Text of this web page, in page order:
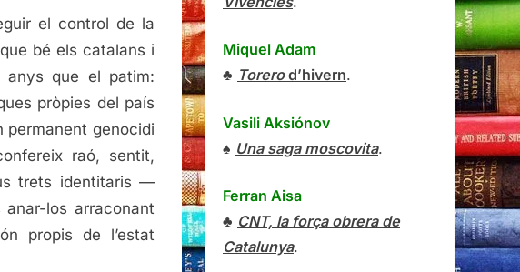
el control de la
bé els catalans i
anys que el patim:
pròpies del país
permanent genocidi
raó, sentit,
trets identitaris —
los arraconant
propis de l’estat
Miquel Adam
♣ Torerod’hivern.
Vasili Aksiónov
♠ Una saga moscovita.
Ferran Aisa
♣ CNT, la força obrera de
Catalunya.